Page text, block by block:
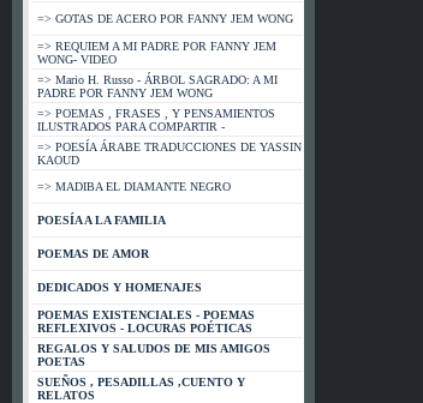
=> GOTAS DE ACERO POR FANNY JEM WONG
=> REQUIEM A MI PADRE POR FANNY JEM
WONG- VIDEO
=> Mario H. Russo - ÁRBOL SAGRADO: A MI
PADRE POR FANNY JEM WONG
=> POEMAS , FRASES , Y PENSAMIENTOS
ILUSTRADOS PARA COMPARTIR -
=> POESÍA ÁRABE TRADUCCIONES DE YASSIN
KAOUD
=> MADIBA EL DIAMANTE NEGRO
POESÍA A LA FAMILIA
POEMAS DE AMOR
DEDICADOS Y HOMENAJES
POEMAS EXISTENCIALES - POEMAS
REFLEXIVOS - LOCURAS POÉTICAS
REGALOS Y SALUDOS DE MIS AMIGOS
POETAS
SUEÑOS , PESADILLAS ,CUENTO Y
RELATOS